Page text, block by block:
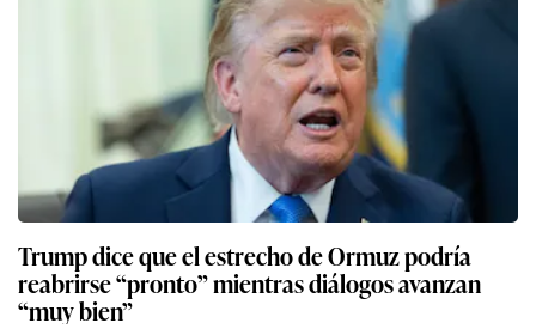
Trump dice que el estrecho de Ormuz podría
reabrirse “pronto” mientras diálogos avanzan
“muy bien”